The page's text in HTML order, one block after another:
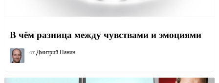
В чём разница между чувствами и эмоциями
от Дмитрий Панин